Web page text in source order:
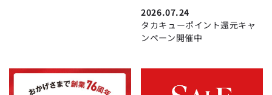
2026.07.24
タカキューポイント還元キャ
ンペーン開催中